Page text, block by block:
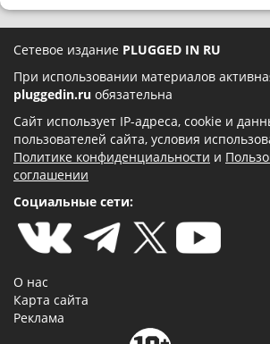
Сетевое издание PLUGGED IN RU
При использовании материалов
pluggedin.ru обязательна
Сайт использует IP-адреса, cookie и
пользователей сайта, условия
Политике конфиденциальности и
соглашении
Социальные сети:
О нас
Карта сайта
Реклама